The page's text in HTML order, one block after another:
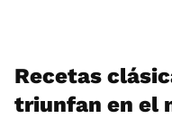
Recetas
triunfan en el